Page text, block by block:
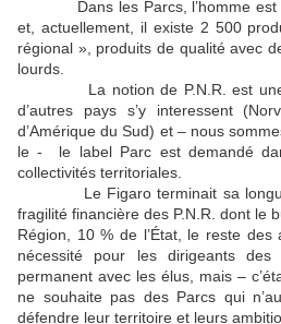
Dans les Parcs, l’homme est
et, actuellement, il existe 2 500
régional », produits de qualité avec
lourds.
La notion de P.N.R. est une
d’autres pays s’y interessent
d’Amérique du Sud) et – nous
le - le label Parc est demandé
collectivités territoriales.
Le Figaro terminait sa longue
fragilité financière des P.N.R. dont le
Région, 10 % de l’État, le reste des
nécessité pour les dirigeants des
permanent avec les élus, mais –
ne souhaite pas des Parcs qui
défendre leur territoire et leurs